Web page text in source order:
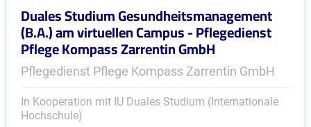
Duales Studium Gesundheitsmanagement
(B.A.) am virtuellen Campus - Pflegedienst
Pflege Kompass Zarrentin GmbH
Pflegedienst Pflege Kompass Zarrentin GmbH
In Kooperation mit IU Duales Studium (Internationale
Hochschule)